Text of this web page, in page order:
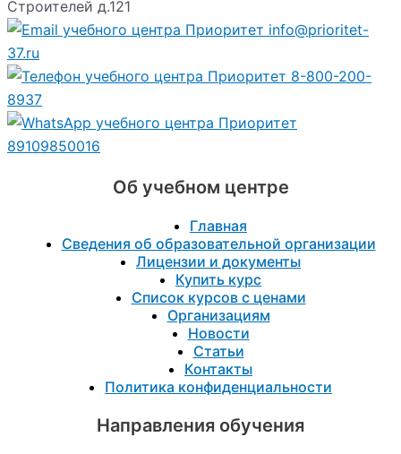
Строителей д.121
info@prioritet-
37.ru
8-800-200-
8937
89109850016
Об учебном центре
Главная
Сведения об образовательной организации
Лицензии и документы
Купить курс
Список курсов с ценами
Организациям
Новости
Статьи
Контакты
Политика конфиденциальности
Направления обучения